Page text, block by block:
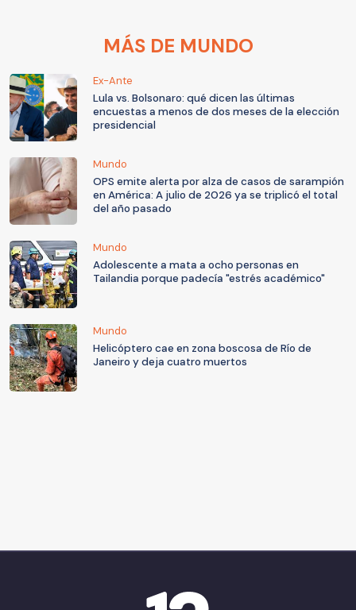
MÁS DE MUNDO
Ex-Ante
Lula vs. Bolsonaro: qué dicen las últimas
encuestas a menos de dos meses de la elección
presidencial
Mundo
OPS emite alerta por alza de casos de sarampión
en América: A julio de 2026 ya se triplicó el total
del año pasado
Mundo
Adolescente a mata a ocho personas en
Tailandia porque padecía "estrés académico"
Mundo
Helicóptero cae en zona boscosa de Río de
Janeiro y deja cuatro muertos